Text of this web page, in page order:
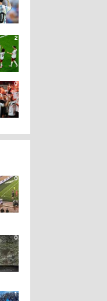
2
0
0
0
1